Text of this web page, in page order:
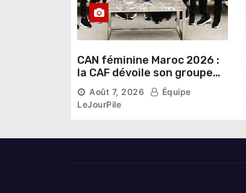
CAN féminine Maroc 2026 :
la CAF dévoile son groupe
d’experts chargé d’analyser
la compétition
Août 7, 2026
Équipe
LeJourPile